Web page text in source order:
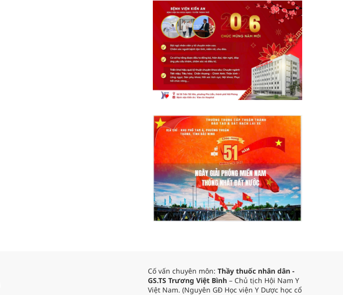
Cố vấn chuyên môn: Thầy thuốc nhân dân -
GS.TS Trương Việt Bình – Chủ tịch Hội Nam Y
Việt Nam. (Nguyên GĐ Học viện Y Dược học cổ